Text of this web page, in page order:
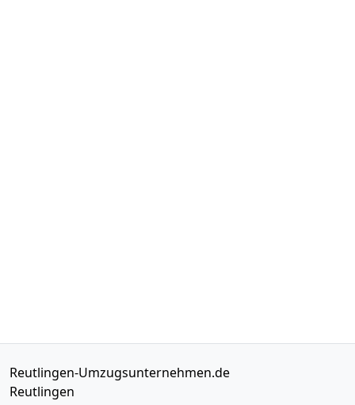
Reutlingen-Umzugsunternehmen.de
Reutlingen